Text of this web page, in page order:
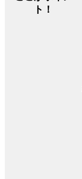
ト！